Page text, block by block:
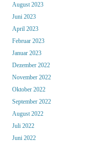
August 2023
Juni 2023
April 2023
Februar 2023
Januar 2023
Dezember 2022
November 2022
Oktober 2022
September 2022
August 2022
Juli 2022
Juni 2022